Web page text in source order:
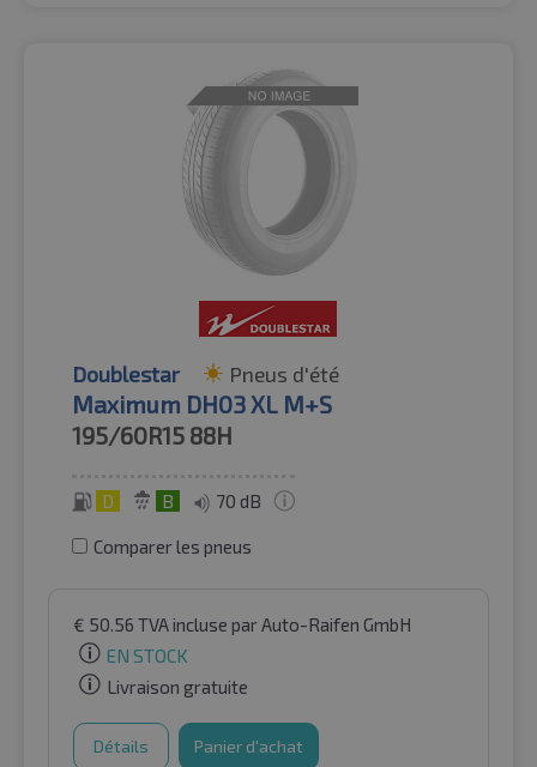
Doublestar Pneus d'été
Maximum DH03 XL M+S
195/60R15 88H
D B 70 dB
Comparer les pneus
€ 50.56 TVA incluse par Auto-Raifen GmbH
EN STOCK
Livraison gratuite
Détails Panier d'achat